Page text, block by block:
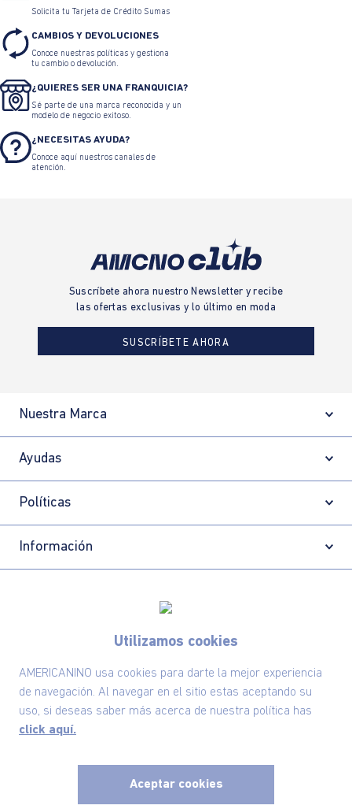
Utilizamos cookies
AMERICANINO usa cookies para darte la mejor experiencia
de navegación. Al navegar en el sitio estas aceptando su
uso, si deseas saber más acerca de nuestra política has
click aquí.
Aceptar cookies
Solicita tu Tarjeta de Crédito Sumas
CAMBIOS Y DEVOLUCIONES
Conoce nuestras políticas y gestiona
tu cambio o devolución.
¿QUIERES SER UNA FRANQUICIA?
Sé parte de una marca reconocida y un
modelo de negocio exitoso.
¿NECESITAS AYUDA?
Conoce aquí nuestros canales de
atención.
Suscríbete ahora nuestro Newsletter y recibe
las ofertas exclusivas y lo último en moda
SUSCRÍBETE AHORA
Nuestra Marca
Ayudas
Políticas
Información
Comodin S.A.S | NIT: 800.069.933-6©2025 Americanino, todos los derechos reservados